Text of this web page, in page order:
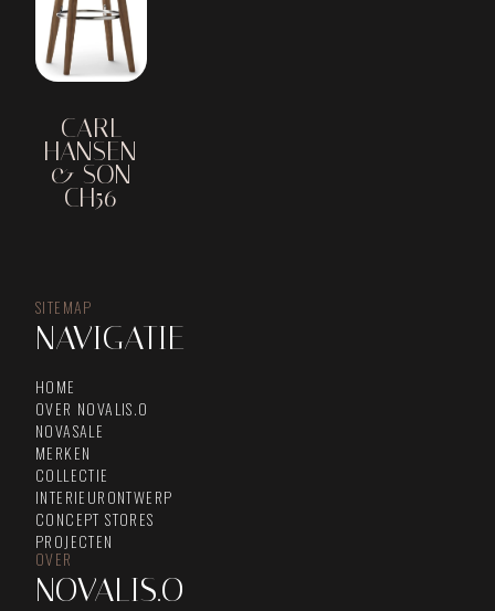
CARL
HANSEN
& SON
CH56
SITEMAP
NAVIGATIE
HOME
OVER NOVALIS.O
NOVASALE
MERKEN
COLLECTIE
INTERIEURONTWERP
CONCEPT STORES
PROJECTEN
OVER
NOVALIS.O